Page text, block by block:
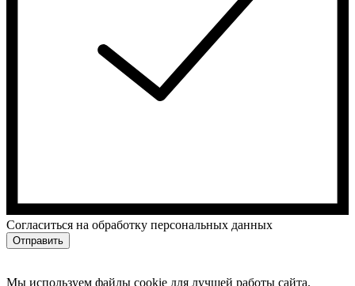
Cогласиться на обработку персональных данных
Отправить
Мы используем файлы cookie для лучшей работы сайта.